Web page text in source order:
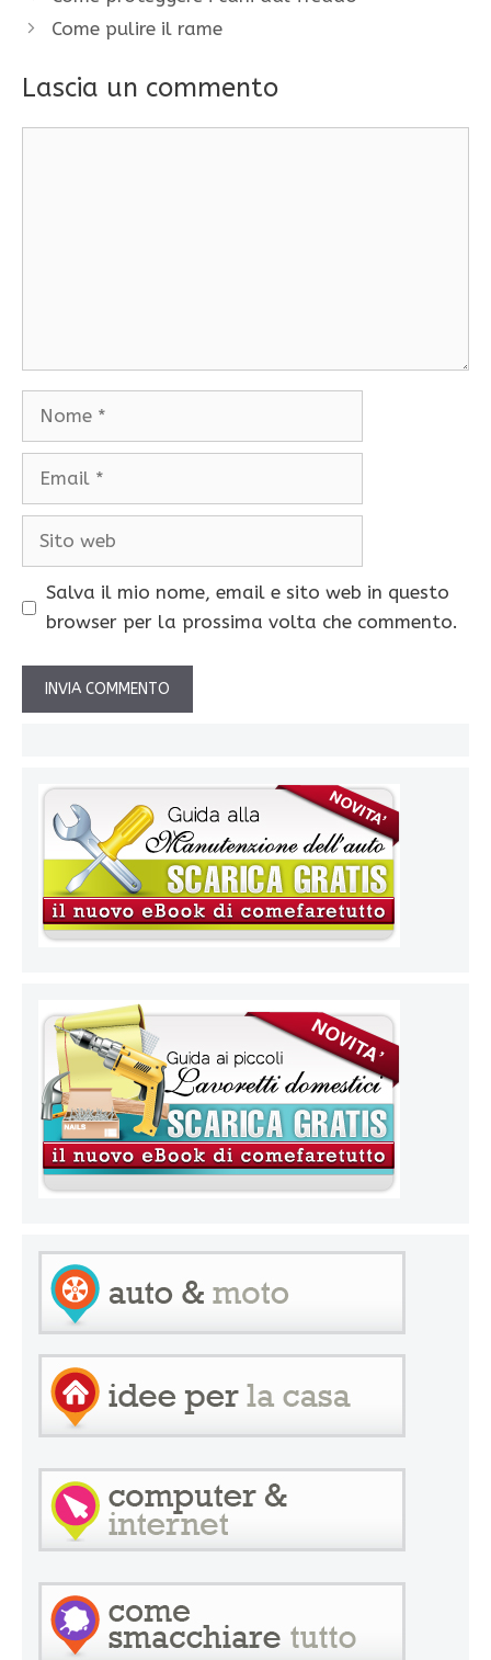
Come pulire il rame
Lascia un commento
Nome
Email
Sito
Salva il mio nome, email e sito web in questo
browser per la prossima volta che commento.